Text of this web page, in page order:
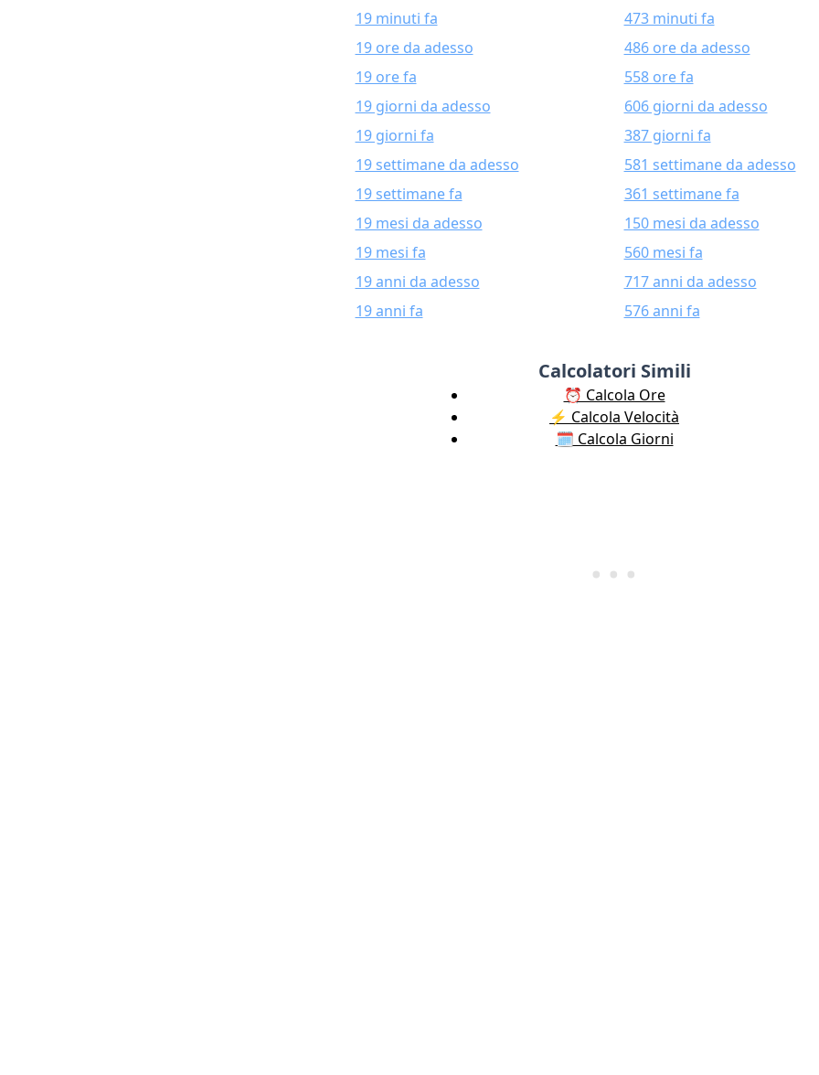
19 minuti fa
19 ore da adesso
19 ore fa
19 giorni da adesso
19 giorni fa
19 settimane da adesso
19 settimane fa
19 mesi da adesso
19 mesi fa
19 anni da adesso
19 anni fa
473 minuti fa
486 ore da adesso
558 ore fa
606 giorni da adesso
387 giorni fa
581 settimane da adesso
361 settimane fa
150 mesi da adesso
560 mesi fa
717 anni da adesso
576 anni fa
Calcolatori Simili
⏰ Calcola Ore
⚡️ Calcola Velocità
🗓️ Calcola Giorni